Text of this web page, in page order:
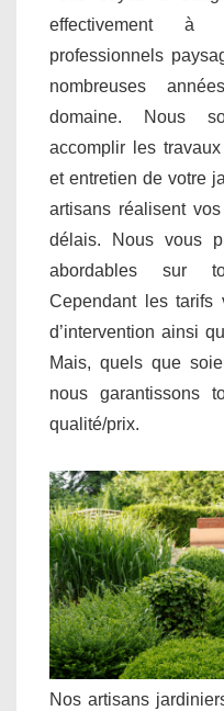
effectivement à
professionnels
nombreuses
domaine. Nous
accomplir les
et entretien de votre
artisans réalisent
délais. Nous vous
abordables sur
Cependant les tarifs
d’intervention ainsi
Mais, quels que
nous garantissons
qualité/prix.
Nos artisans